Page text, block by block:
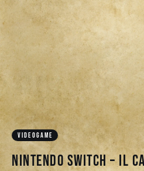
VIDEOGAME
Nintendo switch – Il